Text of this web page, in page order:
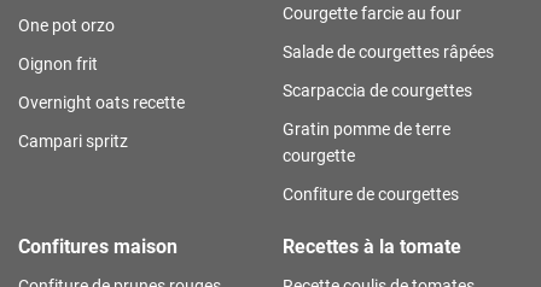
One pot orzo
Oignon frit
Overnight oats recette
Campari spritz
Courgette farcie au four
Salade de courgettes râpées
Scarpaccia de courgettes
Gratin pomme de terre
courgette
Confiture de courgettes
Confitures maison Recettes à la tomate